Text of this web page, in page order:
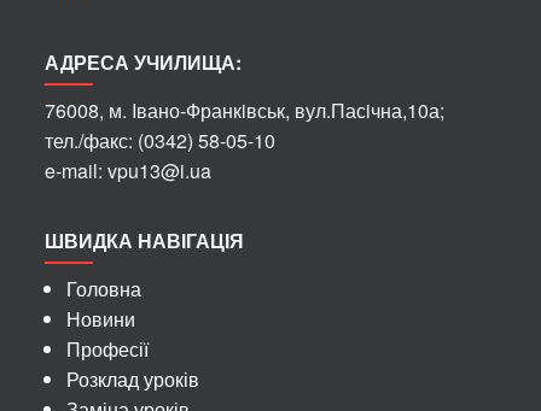
АДРЕСА УЧИЛИЩА:
76008, м. Iвано-Франкiвськ, вул.Пасiчна,10а;
тел./факс: (0342) 58-05-10
e-mail: vpu13@i.ua
ШВИДКА НАВІГАЦІЯ
Головна
Новини
Професії
Розклад уроків